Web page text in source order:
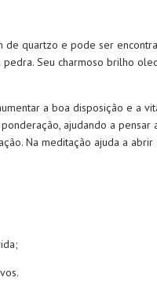
quartzo e pode ser
Seu charmoso brilho
a boa disposição e a
ajudando a
Na meditação ajuda a